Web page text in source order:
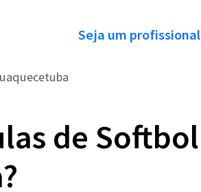
Seja um profissional
de